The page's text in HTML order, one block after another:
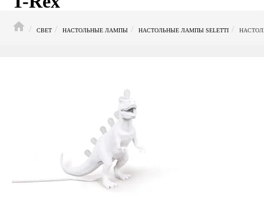
СВЕТ
НАСТОЛЬНЫЕ ЛАМПЫ НАСТОЛЬНЫЕ ЛАМПЫ SELETTI